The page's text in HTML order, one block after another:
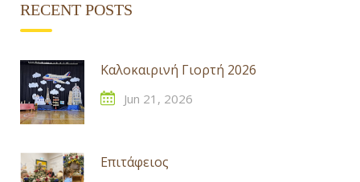
RECENT POSTS
Καλοκαιρινή Γιορτή 2026
Jun 21, 2026
Επιτάφειος